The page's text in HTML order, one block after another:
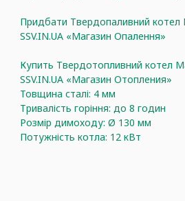
Придбати Твердопаливний
SSV.IN.UA «Магазин Опалення»
Купить Твердотопливний котел
SSV.IN.UA «Магазин Отопления»
Товщина сталі: 4 мм
Тривалість горіння: до 8 годин
Розмір димоходу: Ø 130 мм
Потужність котла: 12 кВт